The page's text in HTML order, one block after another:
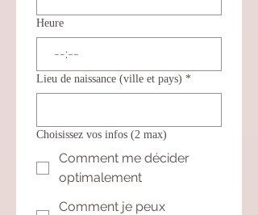
Heure
:
Lieu de naissance (ville et pays) *
Choisissez vos infos (2 max)
Comment me décider
optimalement
Comment je peux